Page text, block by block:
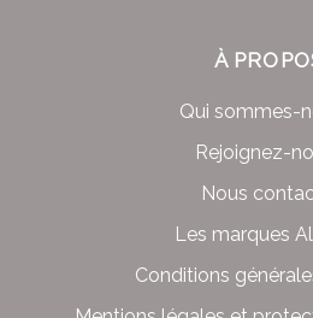
À
Qui sommes-
Rejoignez-
Nous
Les marques
Conditions